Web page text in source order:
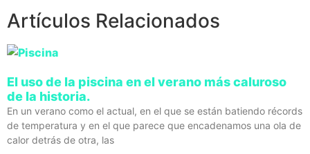
Artículos Relacionados
El uso de la piscina en el verano más caluroso
de la historia.
En un verano como el actual, en el que se están batiendo récords
de temperatura y en el que parece que encadenamos una ola de
calor detrás de otra, las